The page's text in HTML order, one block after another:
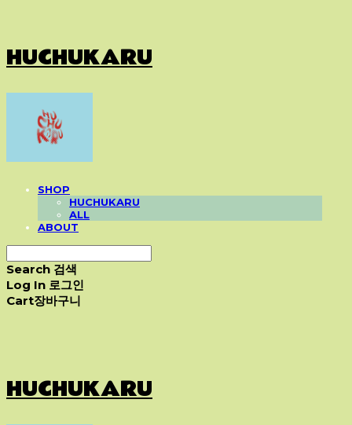
HUCHUKARU
SHOP
HUCHUKARU
ALL
ABOUT
Search 검색
Log In 로그인
Cart장바구니
HUCHUKARU